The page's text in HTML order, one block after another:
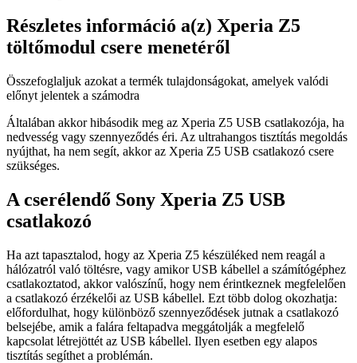
Részletes információ a(z) Xperia Z5
töltőmodul csere menetéről
Összefoglaljuk azokat a termék tulajdonságokat, amelyek valódi
előnyt jelentek a számodra
Általában akkor hibásodik meg az Xperia Z5 USB csatlakozója, ha
nedvesség vagy szennyeződés éri. Az ultrahangos tisztítás megoldás
nyújthat, ha nem segít, akkor az Xperia Z5 USB csatlakozó csere
szükséges.
A cserélendő Sony Xperia Z5 USB
csatlakozó
Ha azt tapasztalod, hogy az Xperia Z5 készüléked nem reagál a
hálózatról való töltésre, vagy amikor USB kábellel a számítógéphez
csatlakoztatod, akkor valószínű, hogy nem érintkeznek megfelelően
a csatlakozó érzékelői az USB kábellel. Ezt több dolog okozhatja:
előfordulhat, hogy különböző szennyeződések jutnak a csatlakozó
belsejébe, amik a falára feltapadva meggátolják a megfelelő
kapcsolat létrejöttét az USB kábellel. Ilyen esetben egy alapos
tisztítás segíthet a problémán.